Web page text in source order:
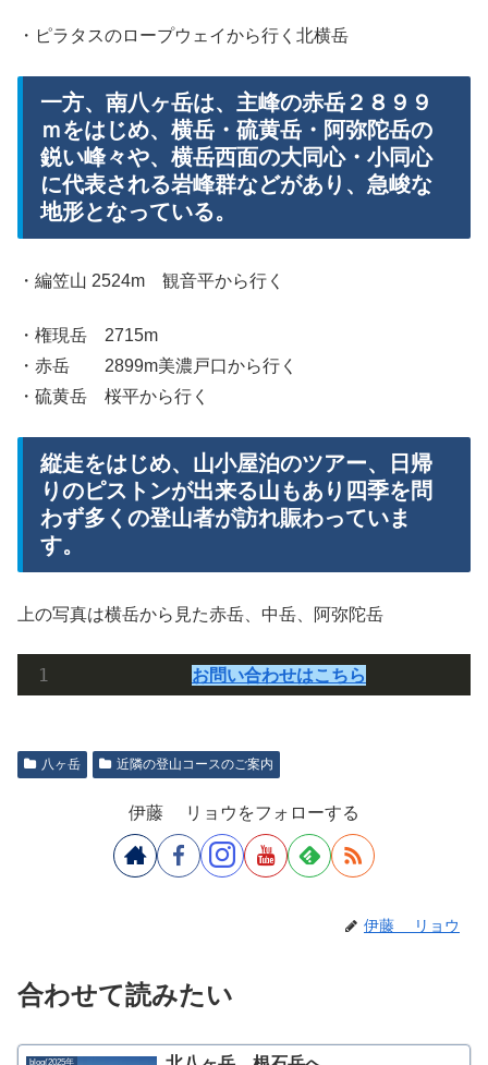
・ピラタスのロープウェイから行く北横岳
一方、南八ヶ岳は、主峰の赤岳２８９９
ｍをはじめ、横岳・硫黄岳・阿弥陀岳の
鋭い峰々や、横岳西面の大同心・小同心
に代表される岩峰群などがあり、急峻な
地形となっている。
・編笠山 2524m 観音平から行く
・権現岳 2715m
・赤岳 2899m美濃戸口から行く
・硫黄岳 桜平から行く
縦走をはじめ、山小屋泊のツアー、日帰
りのピストンが出来る山もあり四季を問
わず多くの登山者が訪れ賑わっていま
す。
上の写真は横岳から見た赤岳、中岳、阿弥陀岳
お問い合わせはこちら
八ヶ岳 近隣の登山コースのご案内
伊藤 リョウをフォローする
伊藤 リョウ
合わせて読みたい
blog(2025年